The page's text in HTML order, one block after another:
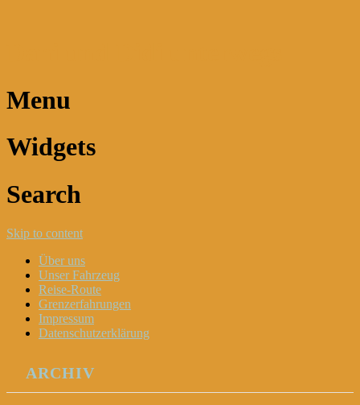
Menu
Widgets
Search
Skip to content
Über uns
Unser Fahrzeug
Reise-Route
Grenzerfahrungen
Impressum
Datenschutzerklärung
ARCHIV